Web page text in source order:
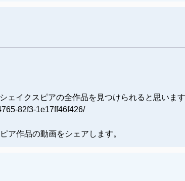
ェイクスピアの全作品を見つけられると思いま
82f3-1e17ff46f426/
ア作品の動画をシェアします。